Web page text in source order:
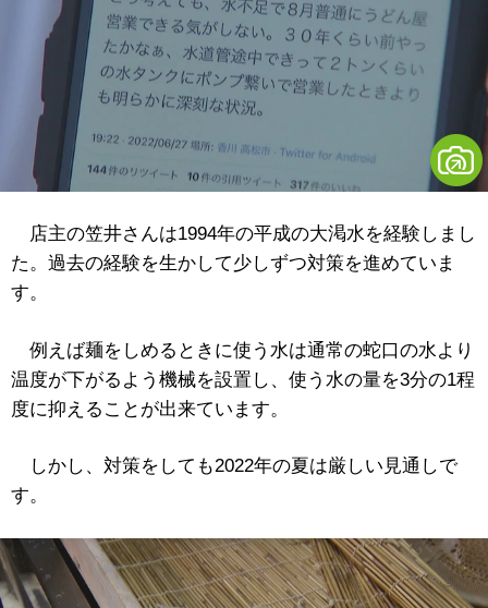
店主の笠井さんは1994年の平成の大渇水を経験しまし
た。過去の経験を生かして少しずつ対策を進めていま
す。
例えば麺をしめるときに使う水は通常の蛇口の水より
温度が下がるよう機械を設置し、使う水の量を3分の1程
度に抑えることが出来ています。
しかし、対策をしても2022年の夏は厳しい見通しで
す。